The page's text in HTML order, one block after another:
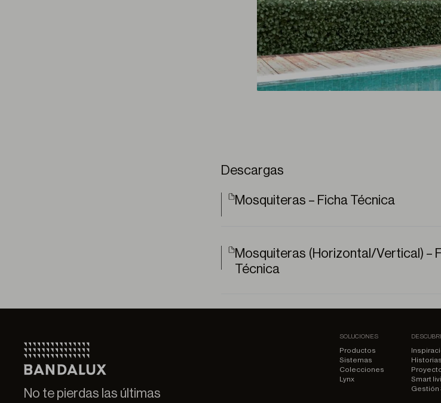
Descargas
Mosquiteras – Ficha Técnica
Mosquiteras (Horizontal/Vertical) –
Técnica
No te pierdas las últimas
SOLUCIONES
Productos
Sistemas
Colecciones
Lynx
Historias
Smart
Gestión